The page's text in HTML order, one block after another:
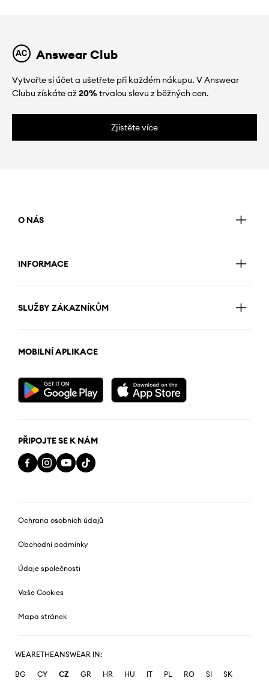
Answear Club
Vytvořte si účet a ušetřete při každém nákupu. V Answear
Clubu získáte až20%trvalou slevu z běžných cen.
Zjistěte více
O NÁS
INFORMACE
SLUŽBY ZÁKAZNÍKŮM
MOBILNÍ APLIKACE
PŘIPOJTE SE K NÁM
Ochrana osobních údajů
Obchodní podmínky
Údaje společnosti
Vaše Cookies
Mapa stránek
WEARETHEANSWEAR IN:
BG CY CZ GR HR HU IT PL RO SI SK